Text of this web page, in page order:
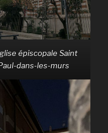
épiscopale Saint
dans-les-murs